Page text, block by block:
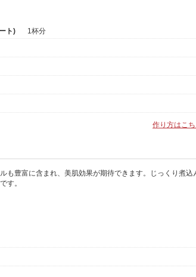
ト) 1杯分
作り方はこち
も豊富に含まれ、美肌効果が期待できます。じっくり煮込
す。